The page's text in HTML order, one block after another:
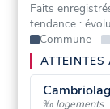
Faits
tendance :
Commune
ATTEINTES
‰ logements